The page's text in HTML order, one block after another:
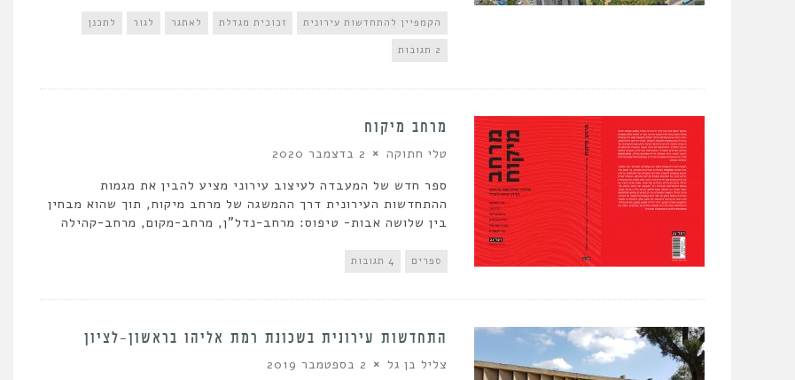
הקמפיין להתחדשות עירונית זכוכית מגדלת לאתגר לגור לתכנן
2 תגובות
מרחב מיקוח
טלי חתוקה 2 בדצמבר 2020
ספר חדש של המעבדה לעיצוב עירוני מציע להבין את מגמות
ההתחדשות העירונית דרך ההמשגה של מרחב מיקוח, תוך שהוא מבחין
בין שלושה אבות- טיפוס: מרחב-נדל"ן, מרחב-מקום, מרחב-קהילה
ספרים 4 תגובות
התחדשות עירונית בשכונת רמת אליהו בראשון-לציון
צליל בן גל 2 בספטמבר 2019